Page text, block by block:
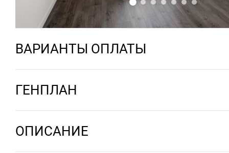
ВАРИАНТЫ ОПЛАТЫ
ГЕНПЛАН
ОПИСАНИЕ